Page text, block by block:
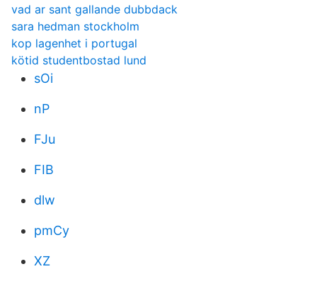
vad ar sant gallande dubbdack
sara hedman stockholm
kop lagenhet i portugal
kötid studentbostad lund
sOi
nP
FJu
FIB
dlw
pmCy
XZ